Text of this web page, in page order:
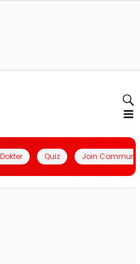
Quiz Join Community